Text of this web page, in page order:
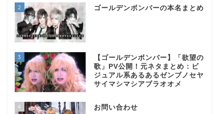
2 ゴールデンボンバーの本名まとめ
3
【ゴールデンボンバー】「欲望の
歌」PV公開！元ネタまとめ：ビ
ジュアル系あるあるゼンブノセヤ
サイマシマシアブラオオメ
4 お問い合わせ